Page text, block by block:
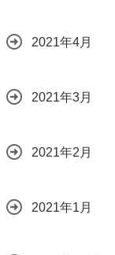
2021年4月
2021年3月
2021年2月
2021年1月